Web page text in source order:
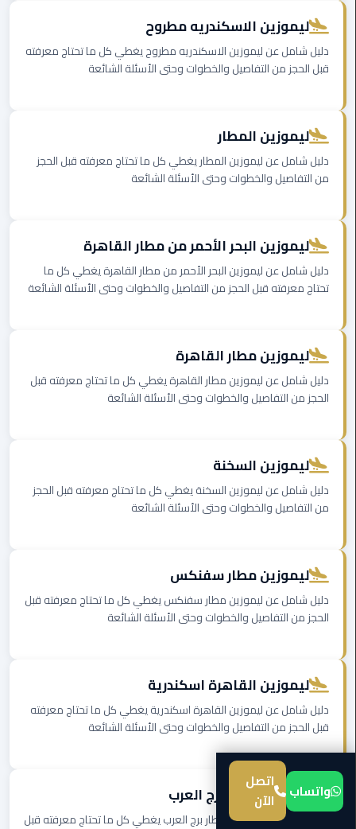
بالسائق
شركات
الاسكندرية
ليموزين
الدولي
ليموزين
اسكندرية
ليموزين
الإسكندرية
الاسكندرية
ليموزين
من
مطار
القاهرة
من
مطار
برج
العرب
الى
ليموزين الاسكندريه مطروح
دليل شامل عن ليموزين الاسكندريه مطروح يغطي كل ما تحتاج معرفته
قبل الحجز من التفاصيل والخطوات وحتى الأسئلة الشائعة
ليموزين المطار
دليل شامل عن ليموزين المطار يغطي كل ما تحتاج معرفته قبل الحجز
من التفاصيل والخطوات وحتى الأسئلة الشائعة
ليموزين البحر الأحمر من مطار القاهرة
دليل شامل عن ليموزين البحر الأحمر من مطار القاهرة يغطي كل ما
تحتاج معرفته قبل الحجز من التفاصيل والخطوات وحتى الأسئلة الشائعة
ليموزين مطار القاهرة
دليل شامل عن ليموزين مطار القاهرة يغطي كل ما تحتاج معرفته قبل
الحجز من التفاصيل والخطوات وحتى الأسئلة الشائعة
ليموزين السخنة
دليل شامل عن ليموزين السخنة يغطي كل ما تحتاج معرفته قبل الحجز
من التفاصيل والخطوات وحتى الأسئلة الشائعة
ليموزين مطار سفنكس
دليل شامل عن ليموزين مطار سفنكس يغطي كل ما تحتاج معرفته قبل
الحجز من التفاصيل والخطوات وحتى الأسئلة الشائعة
ليموزين القاهرة اسكندرية
دليل شامل عن ليموزين القاهرة اسكندرية يغطي كل ما تحتاج معرفته
قبل الحجز من التفاصيل والخطوات وحتى الأسئلة الشائعة
ليموزين مطار برج العرب
دليل شامل عن ليموزين مطار برج العرب يغطي كل ما تحتاج معرفته قبل
واتساب
اتصل
الآن